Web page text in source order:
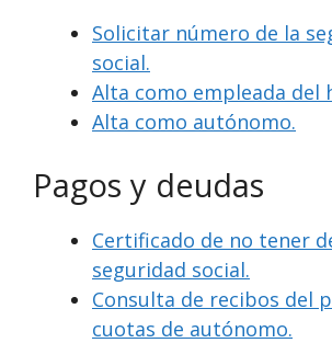
Solicitar número de la
social.
Alta como empleada del
Alta como autónomo.
Pagos y deudas
Certificado de no tener
seguridad social.
Consulta de recibos del
cuotas de autónomo.